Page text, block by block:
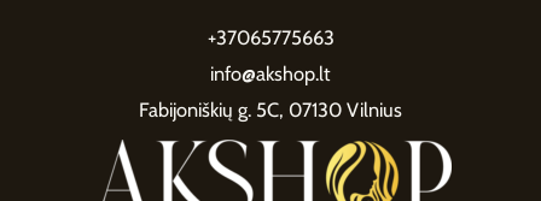
+37065775663
info@akshop.lt
Fabijoniškių g. 5C, 07130 Vilnius